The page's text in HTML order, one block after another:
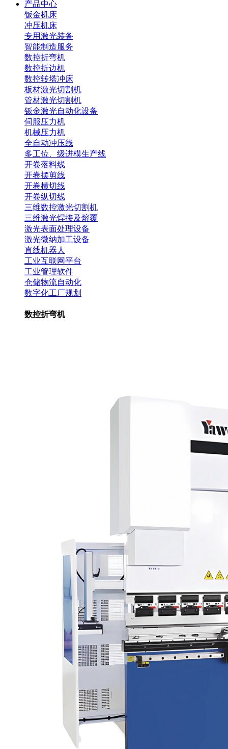
产品中心
钣金机床
冲压机床
专用激光装备
智能制造服务
数控折弯机
数控折边机
数控转塔冲床
板材激光切割机
管材激光切割机
钣金激光自动化设备
伺服压力机
机械压力机
全自动冲压线
多工位、级进模生产线
开卷落料线
开卷摆剪线
开卷横切线
开卷纵切线
三维数控激光切割机
三维激光焊接及熔覆
激光表面处理设备
激光微纳加工设备
直线机器人
工业互联网平台
工业管理软件
仓储物流自动化
数字化工厂规划
数控折弯机